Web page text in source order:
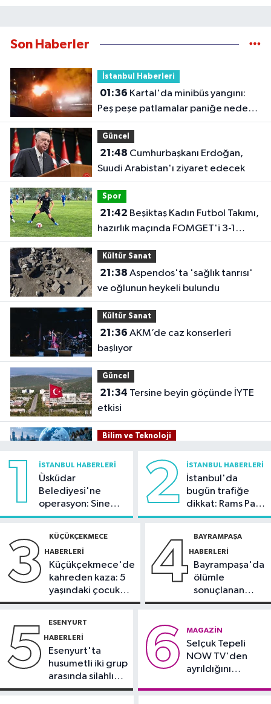
Son Haberler
İstanbul Haberleri
01:36
Peş peşe patlamalar paniğe neden
oldu
Güncel
21:48
Suudi Arabistan'ı ziyaret edecek
Spor
21:42
hazırlık maçında FOMGET'i 3-1
mağlup etti
Kültür Sanat
21:38
ve oğlunun heykeli bulundu
Kültür Sanat
21:36
başlıyor
Güncel
21:34
etkisi
Bilim ve Teknoloji
oranı yüzde 92,3 oldu
Bilim ve Teknoloji
21:21
vatandaşları yazlık sinemada
buluşturuyor
demeyin, önlemini alın
1 İSTANBUL HABERLERI
Üsküdar
Belediyesi'ne
operasyon: Sinem
Dedetaş'a
2 İSTANBUL HABERLERI
İstanbul'da
bugün trafiğe
dikkat: Rams Park
çevresinde bazı
3 KÜÇÜKÇEKMECE
HABERLERI
Küçükçekmece'de
kahreden kaza: 5
yaşındaki çocuk
yoğun bakımda
4 BAYRAMPAŞA
HABERLERI
Bayrampaşa'da
ölümle
sonuçlanan
kaza: Sürücü
5 ESENYURT
HABERLERI
Esenyurt'ta
husumetli iki grup
arasında silahlı
kavga
6 MAGAZIN
Selçuk Tepeli
NOW TV'den
ayrıldığını